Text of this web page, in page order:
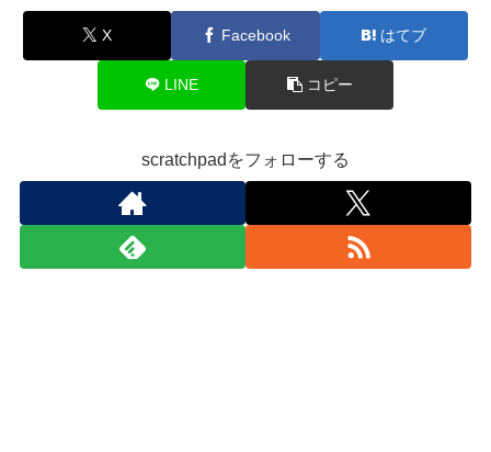
X Facebook はてブ
LINE コピー
scratchpadをフォローする